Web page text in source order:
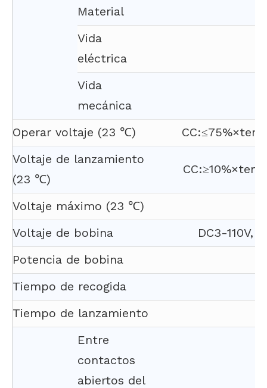
Material
Vida
eléctrica
Vida
mecánica
Operar voltaje (23 ℃)
Voltaje de lanzamiento
(23 ℃)
Voltaje máximo (23 ℃)
Voltaje de bobina
DC3-110V,
Potencia de bobina
Tiempo de recogida
Tiempo de lanzamiento
Entre
contactos
abiertos del